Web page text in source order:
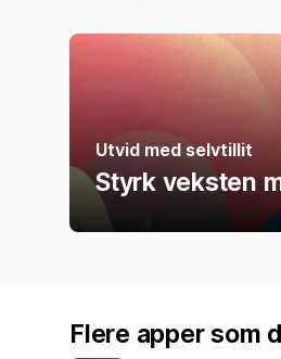
Utvid med selvtillit
Styrk veksten
Flere apper som